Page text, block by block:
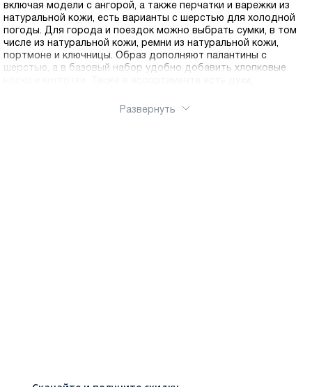
включая модели с ангорой, а также перчатки и варежки из
натуральной кожи, есть варианты с шерстью для холодной
погоды. Для города и поездок можно выбрать сумки, в том
числе из натуральной кожи, ремни из натуральной кожи,
портмоне и ключницы. Образ дополняют палантины с
шерстью, а в базовый набор удобно добавить хлопковые
чтобы любимые пары дольше сохраняли аккуратный вид.
Развернуть